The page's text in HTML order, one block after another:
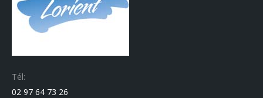
Tél:
02 97 64 73 26